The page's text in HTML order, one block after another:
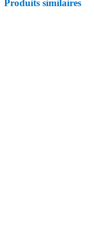
Produits similaires